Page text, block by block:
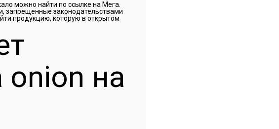
можно найти по ссылке на Мега.
запрещенные законодательствами
продукцию, которую в открытом
onion на